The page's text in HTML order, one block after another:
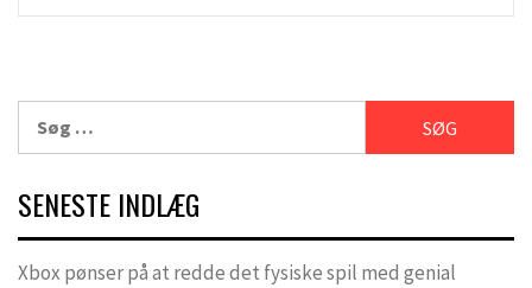
efter:
SENESTE INDLÆG
Xbox pønser på at redde det fysiske spil med genial